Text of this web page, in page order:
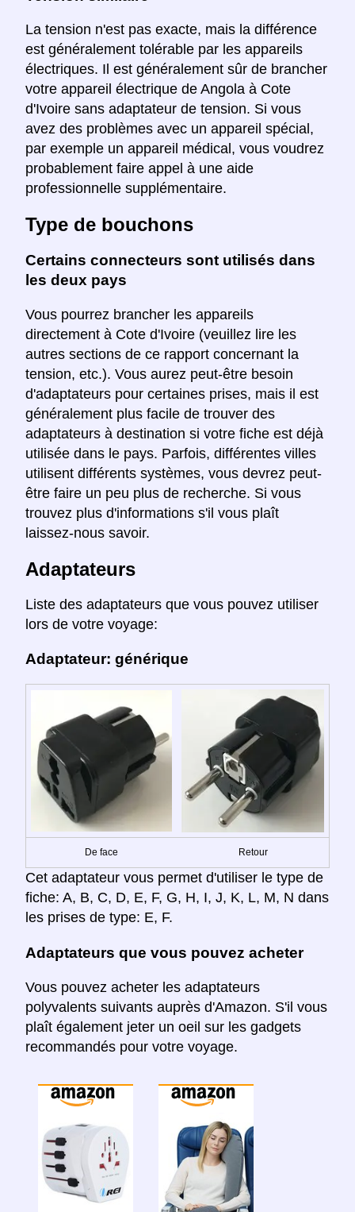
La tension n'est pas exacte, mais la différence
est généralement tolérable par les appareils
électriques. Il est généralement sûr de brancher
votre appareil électrique de Angola à Cote
d'Ivoire sans adaptateur de tension. Si vous
avez des problèmes avec un appareil spécial,
par exemple un appareil médical, vous voudrez
probablement faire appel à une aide
professionnelle supplémentaire.
Type de bouchons
Certains connecteurs sont utilisés dans
les deux pays
Vous pourrez brancher les appareils
directement à Cote d'Ivoire (veuillez lire les
autres sections de ce rapport concernant la
tension, etc.). Vous aurez peut-être besoin
d'adaptateurs pour certaines prises, mais il est
généralement plus facile de trouver des
adaptateurs à destination si votre fiche est déjà
utilisée dans le pays. Parfois, différentes villes
utilisent différents systèmes, vous devrez peut-
être faire un peu plus de recherche. Si vous
trouvez plus d'informations s'il vous plaît
laissez-nous savoir.
Adaptateurs
Liste des adaptateurs que vous pouvez utiliser
lors de votre voyage:
Adaptateur: générique
De face Retour
Cet adaptateur vous permet d'utiliser le type de
fiche: A, B, C, D, E, F, G, H, I, J, K, L, M, N dans
les prises de type: E, F.
Adaptateurs que vous pouvez acheter
Vous pouvez acheter les adaptateurs
polyvalents suivants auprès d'Amazon. S'il vous
plaît également jeter un oeil sur les gadgets
recommandés pour votre voyage.